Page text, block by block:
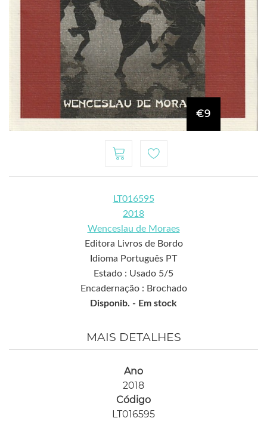
€9
LT016595
2018
Wenceslau de Moraes
Editora Livros de Bordo
Idioma Português PT
Estado : Usado 5/5
Encadernação : Brochado
Disponib. - Em stock
MAIS DETALHES
Ano
2018
Código
LT016595